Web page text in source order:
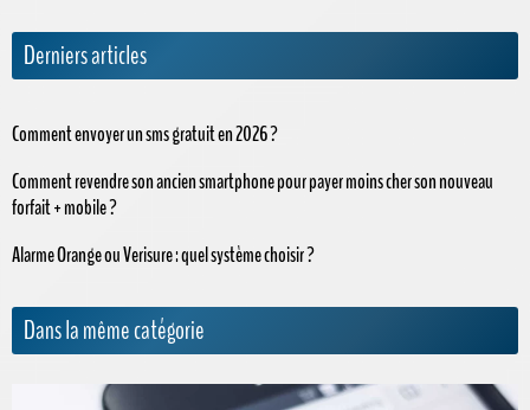
Derniers articles
Comment envoyer un sms gratuit en 2026 ?
Comment revendre son ancien smartphone pour payer moins cher son nouveau
forfait + mobile ?
Alarme Orange ou Verisure : quel système choisir ?
Dans la même catégorie